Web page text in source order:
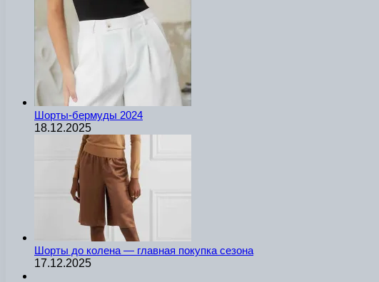
Шорты-бермуды 2024
18.12.2025
Шорты до колена — главная покупка сезона
17.12.2025